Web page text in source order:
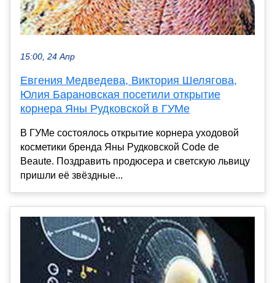
15:00, 24 Апр
Евгения Медведева, Виктория Шелягова,
Юлия Барановская посетили открытие
корнера Яны Рудковской в ГУМе
В ГУМе состоялось открытие корнера уходовой
косметики бренда Яны Рудковской Code de
Beaute. Поздравить продюсера и светскую львицу
пришли её звёздные...